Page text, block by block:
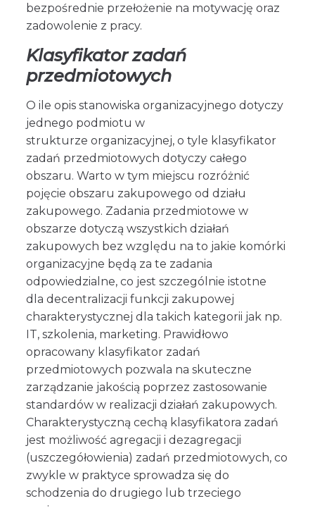
bezpośrednie przełożenie na motywację oraz
zadowolenie z pracy.
Klasyfikator zadań
przedmiotowych
O ile opis stanowiska organizacyjnego dotyczy
jednego podmiotu w
strukturze organizacyjnej, o tyle klasyfikator
zadań przedmiotowych dotyczy całego
obszaru. Warto w tym miejscu rozróżnić
pojęcie obszaru zakupowego od działu
zakupowego. Zadania przedmiotowe w
obszarze dotyczą wszystkich działań
zakupowych bez względu na to jakie komórki
organizacyjne będą za te zadania
odpowiedzialne, co jest szczególnie istotne
dla decentralizacji funkcji zakupowej
charakterystycznej dla takich kategorii jak np.
IT, szkolenia, marketing. Prawidłowo
opracowany klasyfikator zadań
przedmiotowych pozwala na skuteczne
zarządzanie jakością poprzez zastosowanie
standardów w realizacji działań zakupowych.
Charakterystyczną cechą klasyfikatora zadań
jest możliwość agregacji i dezagregacji
(uszczegółowienia) zadań przedmiotowych, co
zwykle w praktyce sprowadza się do
schodzenia do drugiego lub trzeciego